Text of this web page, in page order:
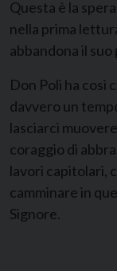
Questa è la
nella prima
abbandona il suo
Don Poli ha così
davvero un
lasciarci
coraggio di
lavori capitolari,
camminare in
Signore.